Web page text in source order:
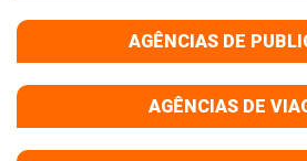
AGÊNCIAS DE
AGÊNCIAS DE